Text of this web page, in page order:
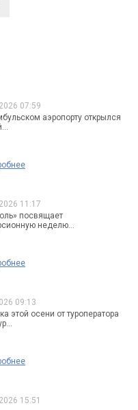
07:59
аэропорту открылся
11:17
посвящает
неделю...
09:13
этой осени от туроператора
15:51